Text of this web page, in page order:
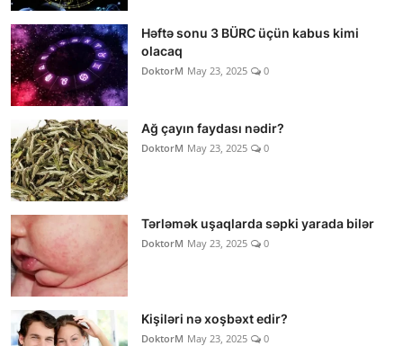
Həftə sonu 3 BÜRC üçün kabus kimi
olacaq
DoktorM May 23, 2025 0
Ağ çayın faydası nədir?
DoktorM May 23, 2025 0
Tərləmək uşaqlarda səpki yarada bilər
DoktorM May 23, 2025 0
Kişiləri nə xoşbəxt edir?
DoktorM May 23, 2025 0